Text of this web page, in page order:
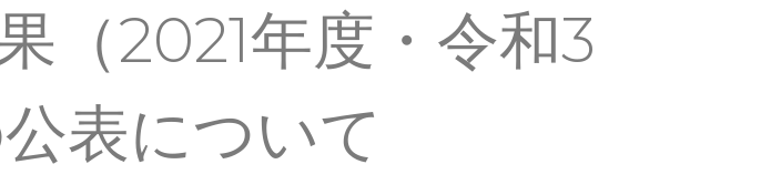
（2021年度・令和3
表について